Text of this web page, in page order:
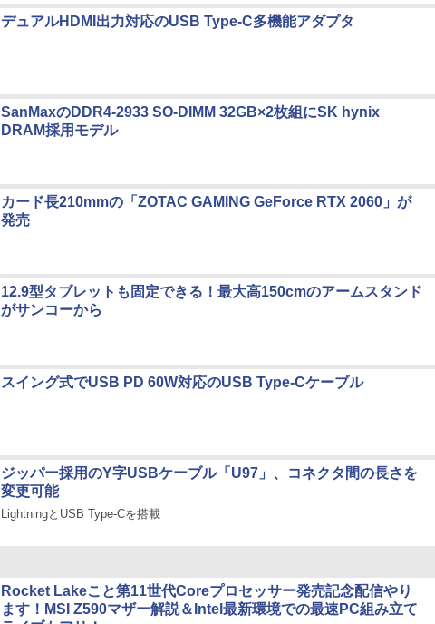
デュアルHDMI出力対応のUSB Type-C多機能アダプタ
SanMaxのDDR4-2933 SO-DIMM 32GB×2枚組にSK hynix
DRAM採用モデル
カード長210mmの「ZOTAC GAMING GeForce RTX 2060」が
発売
12.9型タブレットも固定できる！最大高150cmのアームスタンド
がサンコーから
スイング式でUSB PD 60W対応のUSB Type-Cケーブル
ジッパー採用のY字USBケーブル「U97」、コネクタ間の長さを
変更可能
LightningとUSB Type-Cを搭載
Rocket Lakeこと第11世代Coreプロセッサー発売記念配信やり
ます！MSI Z590マザー解説＆Intel最新環境での最速PC組み立て